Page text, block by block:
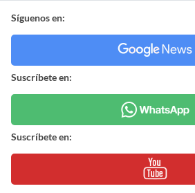
Síguenos en:
Suscríbete en:
Suscríbete en: